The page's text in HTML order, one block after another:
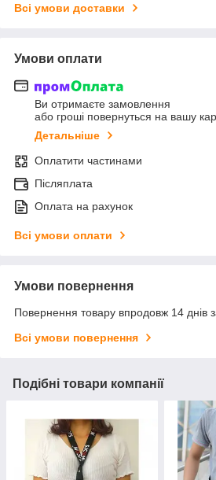
Всі умови доставки
Умови оплати
Ви отримаєте замовлення
або гроші повернуться на вашу
Детальніше
Оплатити частинами
Післяплата
Оплата на рахунок
Всі умови оплати
Умови повернення
Повернення товару впродовж 14 днів
Всі умови повернення
Подібні товари компанії